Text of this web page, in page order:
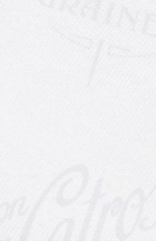
anciennes et 100%